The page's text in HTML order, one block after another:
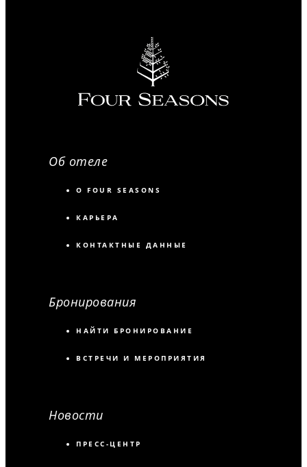
Об отеле
О FOUR SEASONS
КАРЬЕРА
КОНТАКТНЫЕ ДАННЫЕ
Бронирования
НАЙТИ БРОНИРОВАНИЕ
ВСТРЕЧИ И МЕРОПРИЯТИЯ
Новости
ПРЕСС-ЦЕНТР